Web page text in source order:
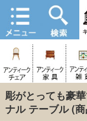
彫がとっても豪
ナル テーブル(商